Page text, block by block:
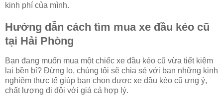
kinh phí của mình.
Hướng dẫn cách tìm mua xe đầu kéo cũ
tại Hải Phòng
Bạn đang muốn mua một chiếc xe đầu kéo cũ vừa tiết kiệm
lại bền bỉ? Đừng lo, chúng tôi sẽ chia sẻ với bạn những kinh
nghiệm thực tế giúp bạn chọn được xe đầu kéo cũ ưng ý,
chất lượng đi đôi với giá cả hợp lý.